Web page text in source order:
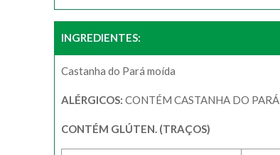
INGREDIENTES:
Castanha do Pará moída
ALÉRGICOS: CONTÉM CASTANHA DO PARÁ
CONTÉM GLÚTEN. (TRAÇOS)